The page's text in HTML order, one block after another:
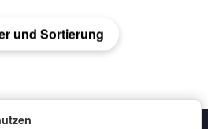
und Sortierung